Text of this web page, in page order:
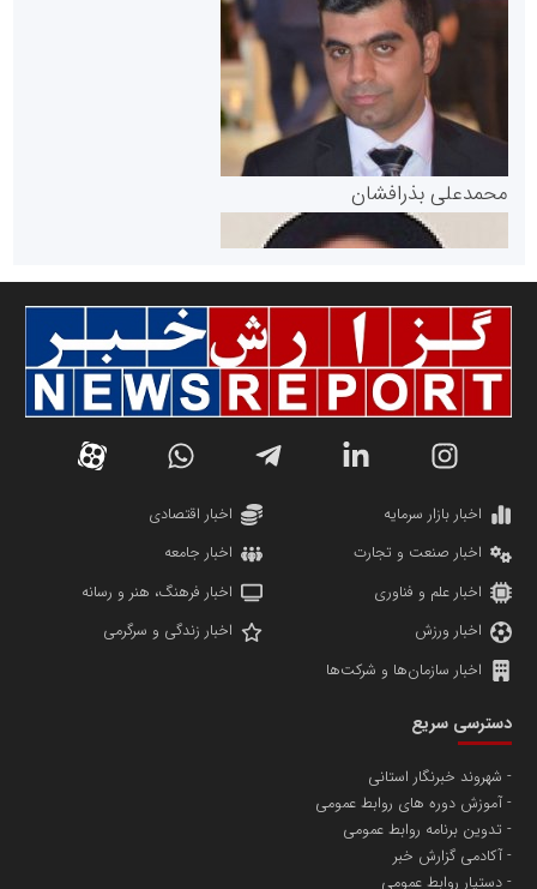
پایگاه خبری گفتمان یزد
دانشگاه سئوی ایران
پایگاه اطلاع رسانی اعتلای نهادهای مردمی
سازمان بورس و اوراق بهادار
مرجع اخبار موثق در بازارسرمایه
سازمان صنعت،معدن و تجارت
تامین آهن اسفنجی تولیدکنندگان فولاد در کشور
محمدعلی بذرافشان
مریم حاج نوروز نظری
مسعودصادقی
اخبار بازار سرمایه
اخبار اقتصادی
اخبار صنعت و تجارت
اخبار جامعه
اخبار علم و فناوری
اخبار فرهنگ، هنر و رسانه
اخبار ورزش
اخبار زندگی و سرگرمی
اخبار سازمان‌ها و شرکت‌ها
دسترسی سریع
شهروند خبرنگار استانی
آموزش دوره های روابط عمومی
تدوین برنامه روابط عمومی
آکادمی گزارش خبر
دستیار روابط عمومی